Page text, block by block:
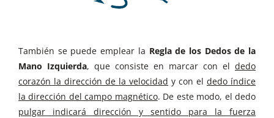
También se puede emplear la Regla de los Dedos de la
Mano Izquierda, que consiste en marcar con el dedo
corazón la dirección de la velocidad y con el dedo índice
la dirección del campo magnético. De este modo, el dedo
pulgar indicará dirección y sentido para la fuerza